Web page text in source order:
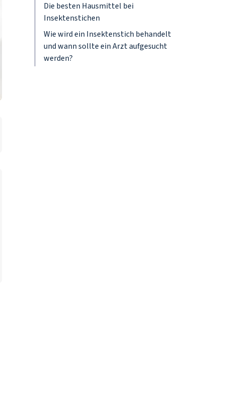
Die besten Hausmittel bei
Insektenstichen
Wie wird ein Insektenstich behandelt
und wann sollte ein Arzt aufgesucht
werden?